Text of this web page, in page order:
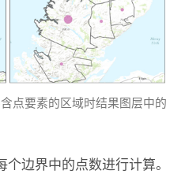
点要素的区域时结果图层中的
边界中的点数进行计算。